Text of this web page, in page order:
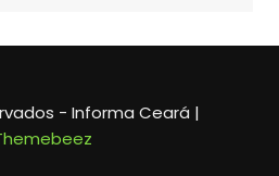
- Informa Ceará |